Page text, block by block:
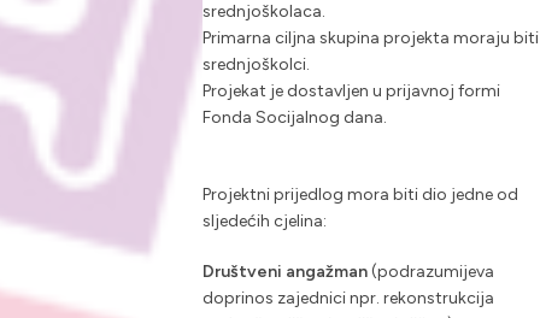
srednjoškolaca.
Primarna ciljna skupina projekta moraju biti
srednjoškolci.
Projekat je dostavljen u prijavnoj formi
Fonda Socijalnog dana.
Projektni prijedlog mora biti dio jedne od
sljedećih cjelina:
Društveni angažman(podrazumijeva
doprinos zajednici npr. rekonstrukcija